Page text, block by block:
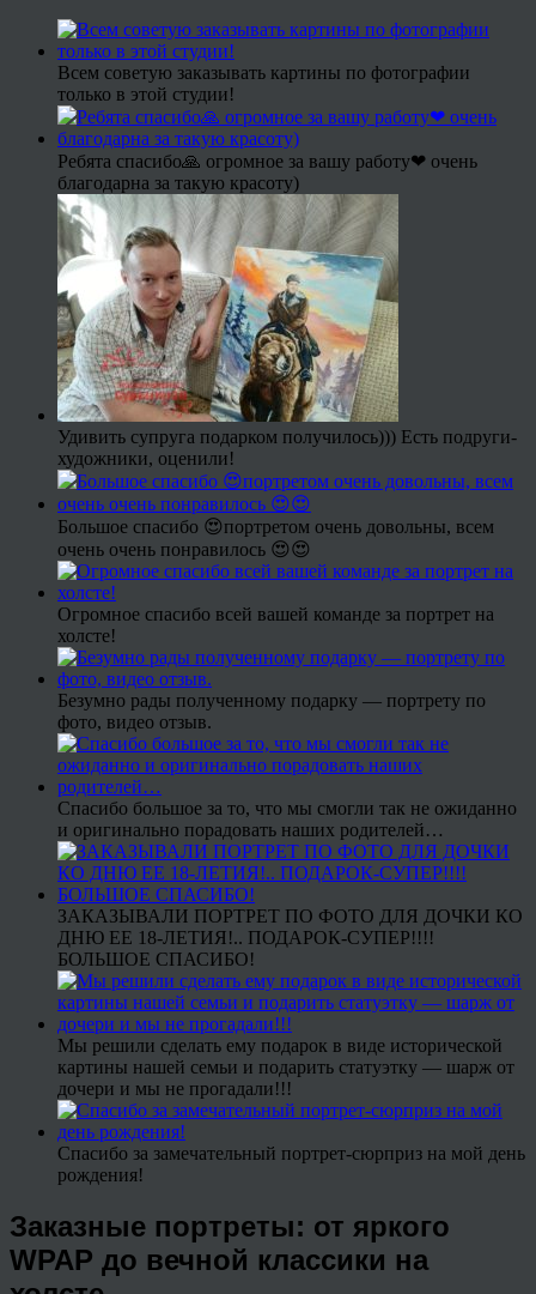
Всем советую заказывать картины по фотографии
только в этой студии!
Ребята спасибо🙏 огромное за вашу работу❤ очень
благодарна за такую красоту)
Удивить супруга подарком получилось))) Есть подруги-
художники, оценили!
Большое спасибо 😍портретом очень довольны, всем
очень очень понравилось 😍😍
Огромное спасибо всей вашей команде за портрет на
холсте!
Безумно рады полученному подарку — портрету по
фото, видео отзыв.
Спасибо большое за то, что мы смогли так не ожиданно
и оригинально порадовать наших родителей…
ЗАКАЗЫВАЛИ ПОРТРЕТ ПО ФОТО ДЛЯ ДОЧКИ КО
ДНЮ ЕЕ 18-ЛЕТИЯ!.. ПОДАРОК-СУПЕР!!!!
БОЛЬШОЕ СПАСИБО!
Мы решили сделать ему подарок в виде исторической
картины нашей семьи и подарить статуэтку — шарж от
дочери и мы не прогадали!!!
Спасибо за замечательный портрет-сюрприз на мой день
рождения!
Заказные портреты: от яркого
WPAP до вечной классики на